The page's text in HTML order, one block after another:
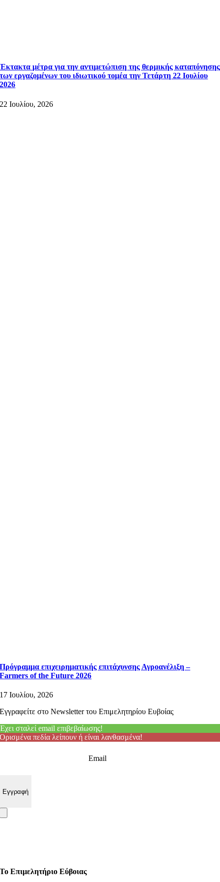
Έκτακτα μέτρα για την αντιμετώπιση της θερμικής καταπόνησης
των εργαζομένων του ιδιωτικού τομέα την Τετάρτη 22 Ιουλίου
2026
22 Ιουλίου, 2026
Πρόγραμμα επιχειρηματικής επιτάχυνσης Αγροανέλιξη –
Farmers of the Future 2026
17 Ιουλίου, 2026
Εγγραφείτε στο Newsletter του Επιμελητηρίου Ευβοίας
Έχει σταλεί email επιβεβαίωσης!
Ορισμένα πεδία λείπουν ή είναι λανθασμένα!
Email
Το Επιμελητήριο Εύβοιας